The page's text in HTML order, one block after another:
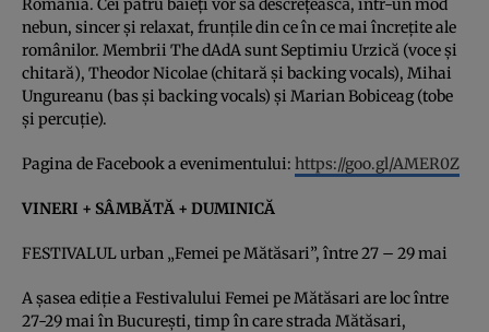
România. Cei patru băieţi vor să descreţească, într-un mod
nebun, sincer şi relaxat, frunţile din ce în ce mai încreţite ale
românilor. Membrii The dAdA sunt Septimiu Urzică (voce şi
chitară), Theodor Nicolae (chitară şi backing vocals), Mihai
Ungureanu (bas şi backing vocals) şi Marian Bobiceag (tobe
şi percuţie).
Pagina de Facebook a evenimentului: https://goo.gl/AMER0Z
VINERI + SÂMBĂTĂ + DUMINICĂ
FESTIVALUL urban „Femei pe Mătăsari”, între 27 – 29 mai
A şasea ediţie a Festivalului Femei pe Mătăsari are loc între
27-29 mai în Bucureşti, timp în care strada Mătăsari,